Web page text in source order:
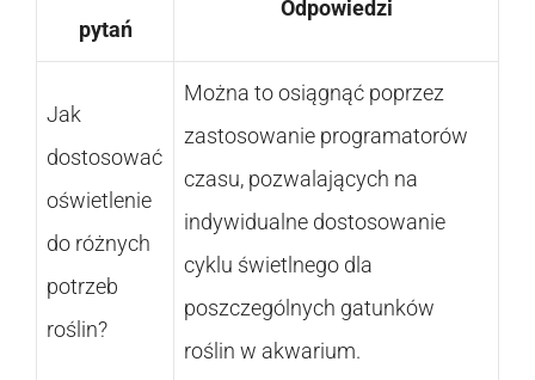
pytań
Odpowiedzi
Jak
dostosować
oświetlenie
do różnych
potrzeb
roślin?
Można to osiągnąć poprzez
zastosowanie programatorów
czasu, pozwalających na
indywidualne dostosowanie
cyklu świetlnego dla
poszczególnych gatunków
roślin w akwarium.